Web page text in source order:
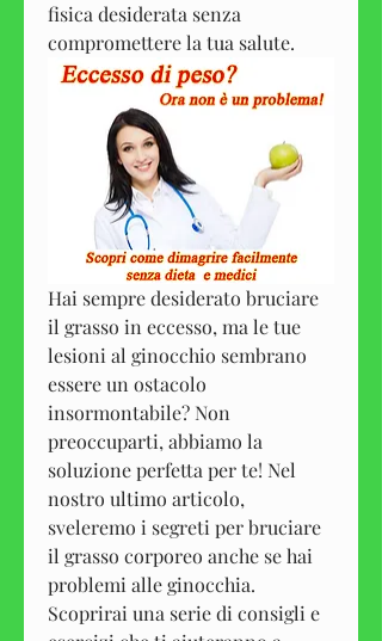
fisica desiderata senza
compromettere la tua salute.
Hai sempre desiderato bruciare
il grasso in eccesso, ma le tue
lesioni al ginocchio sembrano
essere un ostacolo
insormontabile? Non
preoccuparti, abbiamo la
soluzione perfetta per te! Nel
nostro ultimo articolo,
sveleremo i segreti per bruciare
il grasso corporeo anche se hai
problemi alle ginocchia.
Scoprirai una serie di consigli e